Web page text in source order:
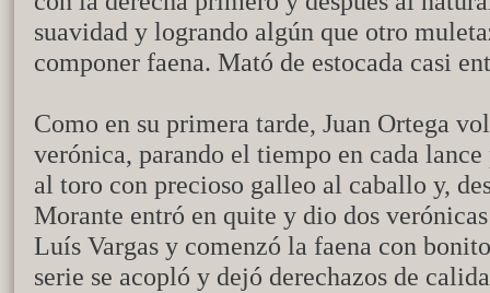
suavidad y logrando algún que otro
componer faena. Mató de estocada casi
Como en su primera tarde, Juan Ortega
verónica, parando el tiempo en cada
al toro con precioso galleo al caballo y,
Morante entró en quite y dio dos
Luís Vargas y comenzó la faena con
serie se acopló y dejó derechazos de